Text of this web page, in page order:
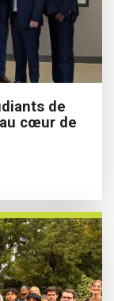
de
cœur de